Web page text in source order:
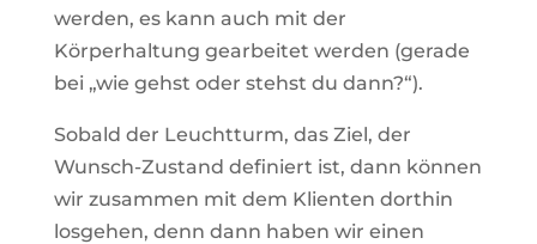
werden, es kann auch mit der
Körperhaltung gearbeitet werden (gerade
bei „wie gehst oder stehst du dann?“).
Sobald der Leuchtturm, das Ziel, der
Wunsch-Zustand definiert ist, dann können
wir zusammen mit dem Klienten dorthin
losgehen, denn dann haben wir einen